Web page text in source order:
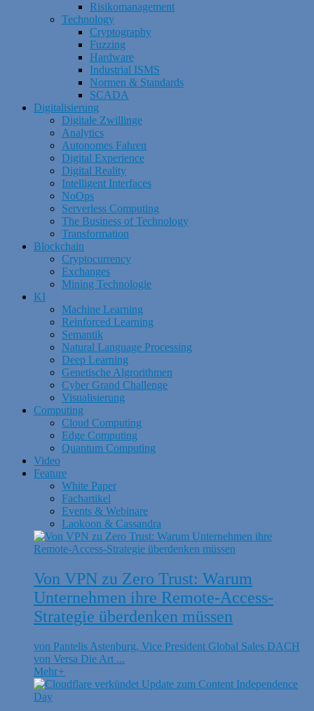
Risikomanagement
Technology
Cryptography
Fuzzing
Hardware
Industrial ISMS
Normen & Standards
SCADA
Digitalisierung
Digitale Zwillinge
Analytics
Autonomes Fahren
Digital Experience
Digital Reality
Intelligent Interfaces
NoOps
Serverless Computing
The Business of Technology
Transformation
Blockchain
Cryptocurrency
Exchanges
Mining Technologie
KI
Machine Learning
Reinforced Learning
Semantik
Natural Language Processing
Deep Learning
Genetische Algrorithmen
Cyber Grand Challenge
Visualisierung
Computing
Cloud Computing
Edge Computing
Quantum Computing
Video
Feature
White Paper
Fachartikel
Events & Webinare
Laokoon & Cassandra
Von VPN zu Zero Trust: Warum
Unternehmen ihre Remote-Access-
Strategie überdenken müssen
von Pantelis Astenburg, Vice President Global Sales DACH
von Versa Die Art ...
Mehr+